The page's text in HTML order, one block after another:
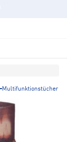
Multifunktionstücher